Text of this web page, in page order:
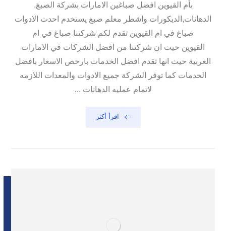
بأم القيوين افضل صباغين الامارات بشركة الصبغ,
الدهانات,الديكورات واشطر معلم صبغ يستخدم احدث الادوات
صباغ في ام القيوين تقدم لكم شركتنا صباغ في ام
القيوين حيث ان شركتنا من افضل الشركات في الامارات
العربية حيث انها تقدم افضل الخدمات بارخص الاسعار بافضل
الخدمات كما توفر الشركة جميع الادوات والمعدات اللازمه
لاتمام عمليه الدهانات ...
اقرأ أكثر